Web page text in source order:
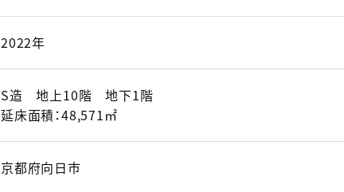
2022年
S造 地上10階 地下1階
延床面積：48,571㎡
京都府向日市